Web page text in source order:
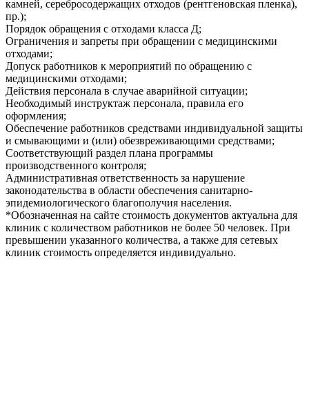
камней, серебросодержащих отходов (рентгеновская пленка),
пр.);
Порядок обращения с отходами класса Д;
Ограничения и запреты при обращении с медицинскими
отходами;
Допуск работников к мероприятий по обращению с
медицинскими отходами;
Действия персонала в случае аварийной ситуации;
Необходимый инструктаж персонала, правила его
оформления;
Обеспечение работников средствами индивидуальной защиты
и смывающими и (или) обезвреживающими средствами;
Соответствующий раздел плана программы
производственного контроля;
Административная ответственность за нарушение
законодательства в области обеспечения санитарно-
эпидемиологического благополучия населения.
*Обозначенная на сайте стоимость документов актуальна для
клиник с количеством работников не более 50 человек. При
превышении указанного количества, а также для сетевых
клиник стоимость определяется индивидуально.